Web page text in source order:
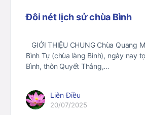
Đôi nét lịch sử chùa Bình
GIỚI THIỆU CHUNG Chùa Quang
Bình Tự (chùa làng Bình), ngày nay
Bình, thôn Quyết Thắng,…
Liên Điều
20/07/2025